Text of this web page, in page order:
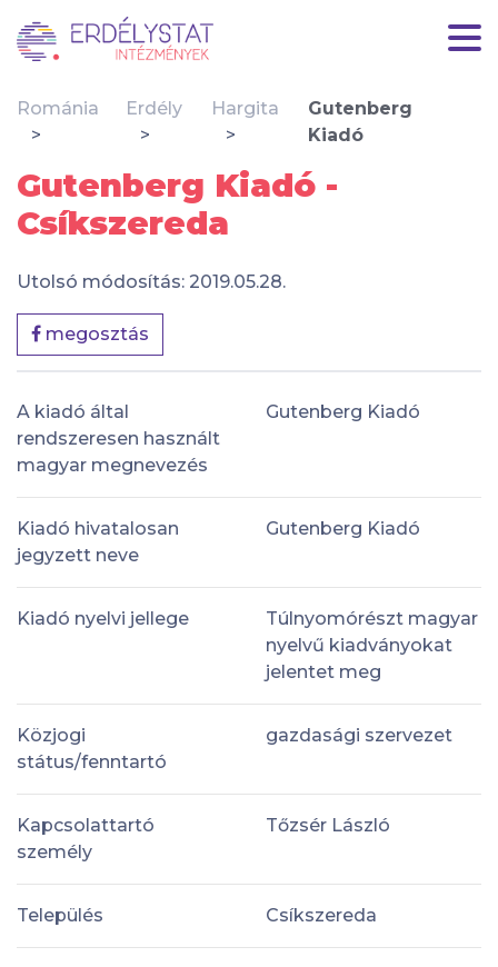
Románia Erdély Hargita
Gutenberg
Kiadó
Gutenberg Kiadó -
Csíkszereda
Utolsó módosítás: 2019.05.28.
megosztás
A kiadó által
rendszeresen használt
magyar megnevezés
Gutenberg Kiadó
Kiadó hivatalosan
jegyzett neve
Gutenberg Kiadó
Kiadó nyelvi jellege
Túlnyomórészt magyar
nyelvű kiadványokat
jelentet meg
Közjogi
státus/fenntartó
gazdasági szervezet
Kapcsolattartó
személy
Tőzsér László
Település Csíkszereda